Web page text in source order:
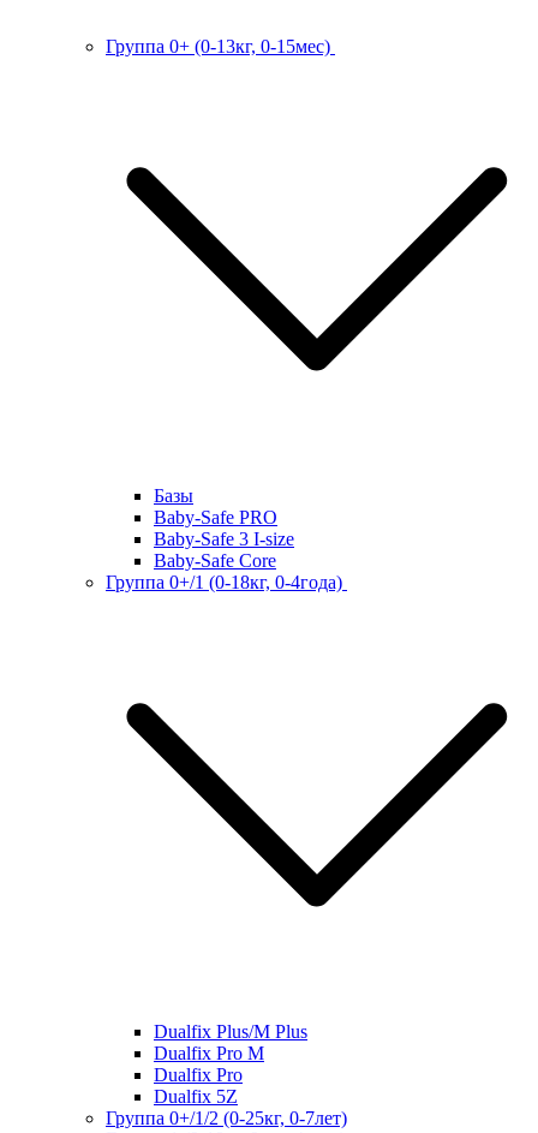
Группа 0+ (0-13кг, 0-15мес)
Базы
Baby-Safe PRO
Baby-Safe 3 I-size
Baby-Safe Core
Группа 0+/1 (0-18кг, 0-4года)
Dualfix Plus/M Plus
Dualfix Pro M
Dualfix Pro
Dualfix 5Z
Группа 0+/1/2 (0-25кг, 0-7лет)